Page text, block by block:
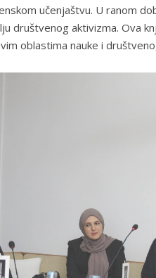
učenjaštvu. U ranom
društvenog aktivizma. Ova
oblastima nauke i